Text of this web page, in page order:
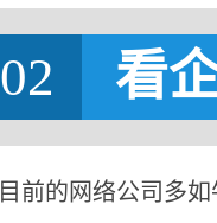
02 看
目前的网络公司多